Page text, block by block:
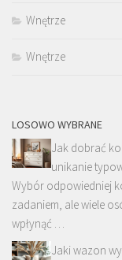
Wnętrze
Wnętrze
LOSOWO WYBRANE
Jak dobrać
unikanie
Wybór odpowiedniej
zadaniem, ale wiele
wpłynąć …
Jaki wazon